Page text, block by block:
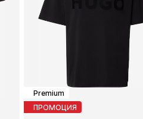
Premium
ПРОМОЦИЯ